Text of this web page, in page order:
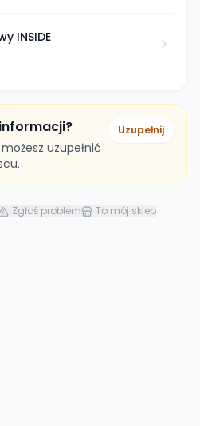
INSIDE
uzupełnić
Uzupełnij
Zgłoś problem To mój sklep